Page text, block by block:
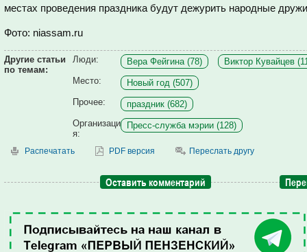
местах проведения праздника будут дежурить народные
Фото: niassam.ru
Другие статьи
по темам:
Люди: Вера Фейгина (78)
Виктор Кувайцев
Место:
Новый год (507)
Прочее:
праздник (682)
Организаци
я:
Пресс-служба мэрии (128)
Распечатать PDF версия Переслать другу
Оставить комментарий